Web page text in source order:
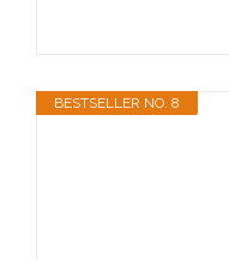
BESTSELLER NO. 8